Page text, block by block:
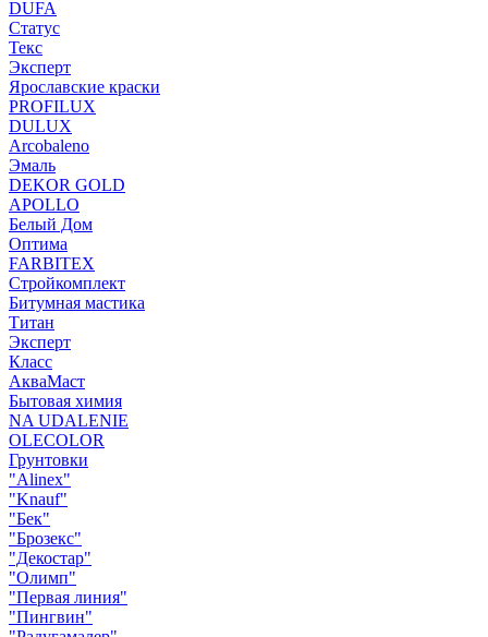
DUFA
Статус
Текс
Эксперт
Ярославские краски
PROFILUX
DULUX
Arcobaleno
Эмаль
DEKOR GOLD
APOLLO
Белый Дом
Оптима
FARBITEX
Стройкомплект
Битумная мастика
Титан
Эксперт
Класс
АкваМаст
Бытовая химия
NA UDALENIE
OLECOLOR
Грунтовки
"Alinex"
"Knauf"
"Бек"
"Брозекс"
"Декостар"
"Олимп"
"Первая линия"
"Пингвин"